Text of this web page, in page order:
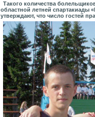
Такого количества
областной летней спартакиады
утверждают, что число гостей